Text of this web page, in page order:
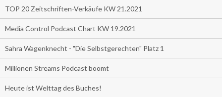
TOP 20 Zeitschriften-Verkäufe KW 21.2021
Media Control Podcast Chart KW 19.2021
Sahra Wagenknecht - "Die Selbstgerechten" Platz 1
Millionen Streams Podcast boomt
Heute ist Welttag des Buches!